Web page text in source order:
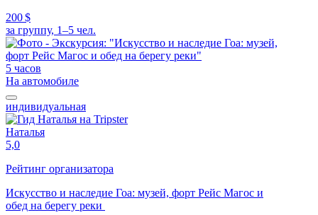
200 $
за группу, 1–5 чел.
5 часов
На автомобиле
индивидуальная
Наталья
5,0
Рейтинг организатора
Искусство и наследие Гоа: музей, форт Рейс Магос и
обед на берегу реки